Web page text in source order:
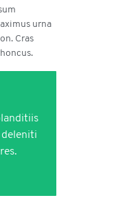
urna
Cras